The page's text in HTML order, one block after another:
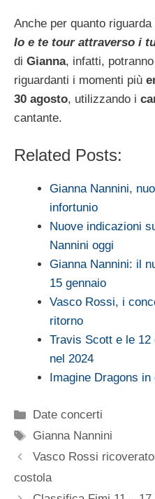
Anche per quanto riguarda
Io e te tour attraverso i
di Gianna, infatti,
riguardanti i momenti più
30 agosto, utilizzando i
cantante.
Related Posts:
Gianna Nannini,
infortunio
Nuove indicazioni
Nannini oggi
Gianna Nannini: il
15 gennaio
Vasco Rossi, i
ritorno
Travis Scott e le 12
nel 2024
Imagine Dragons
Categorie
Date concerti
Tag
Gianna Nannini
Vasco Rossi
costola